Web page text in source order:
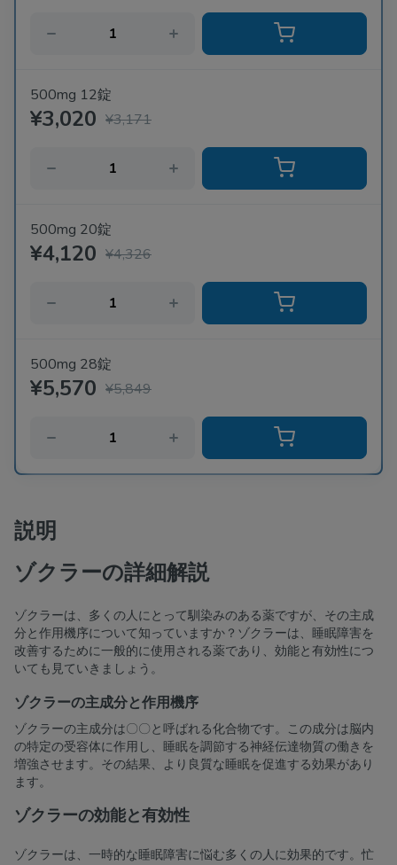
500mg 12錠
¥3,020 ¥3,171
500mg 20錠
¥4,120 ¥4,326
500mg 28錠
¥5,570 ¥5,849
説明
ゾクラーの詳細解説
ゾクラーは、多くの人にとって馴染みのある薬ですが、その主成
分と作用機序について知っていますか？ゾクラーは、睡眠障害を
改善するために一般的に使用される薬であり、効能と有効性につ
いても見ていきましょう。
ゾクラーの主成分と作用機序
ゾクラーの主成分は〇〇と呼ばれる化合物です。この成分は脳内
の特定の受容体に作用し、睡眠を調節する神経伝達物質の働きを
増強させます。その結果、より良質な睡眠を促進する効果があり
ます。
ゾクラーの効能と有効性
ゾクラーは、一時的な睡眠障害に悩む多くの人に効果的です。忙